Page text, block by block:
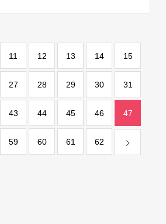
11 12 13 14 15
27 28 29 30 31
43 44 45 46 47
59 60 61 62